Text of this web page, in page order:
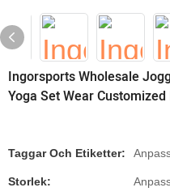
Ingorsports Wholesale
Yoga Set Wear
Taggar Och Etiketter:
Storlek: